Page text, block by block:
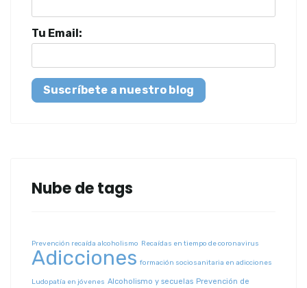
Tu Email:
Suscríbete a nuestro blog
Nube de tags
Prevención recaída alcoholismo Recaídas en tiempo de coronavirus
Adicciones formación sociosanitaria en adicciones
Ludopatía en jóvenes Alcoholismo y secuelas Prevención de